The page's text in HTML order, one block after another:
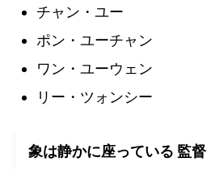
チャン・ユー
ポン・ユーチャン
ワン・ユーウェン
リー・ツォンシー
象は静かに座っている 監督